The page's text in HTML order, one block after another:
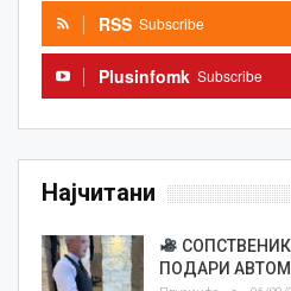
RSS Subscribe
Plusinfomk Subscribe
Најчитани
ПОДАРИ